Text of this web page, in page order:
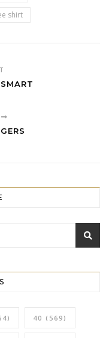
shirt
40 (569)